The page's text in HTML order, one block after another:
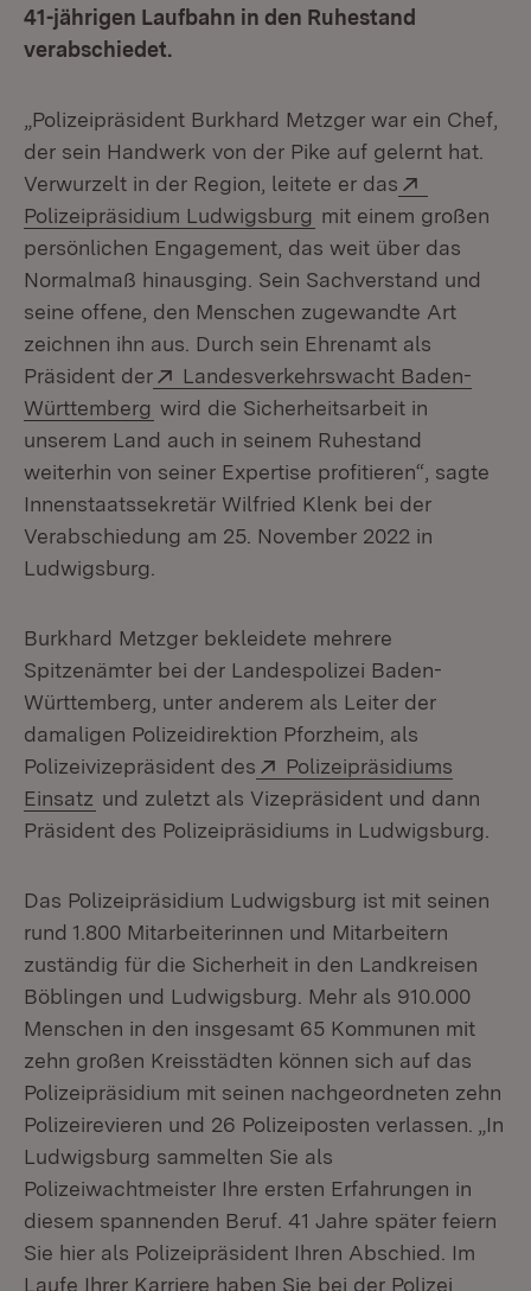
41-jährigen Laufbahn in den Ruhestand
verabschiedet.
„Polizeipräsident Burkhard Metzger war ein Chef,
der sein Handwerk von der Pike auf gelernt hat.
Verwurzelt in der Region, leitete er das
Polizeipräsidium Ludwigsburg (Öffnet in neuem
mit einem großen
persönlichen Engagement, das weit über das
Normalmaß hinausging. Sein Sachverstand und
seine offene, den Menschen zugewandte Art
zeichnen ihn aus. Durch sein Ehrenamt als
Präsident der
Extern:
Landesverkehrswacht Baden-
Württemberg (Öffnet in neuem Fenster)
wird die Sicherheitsarbeit in
unserem Land auch in seinem Ruhestand
weiterhin von seiner Expertise profitieren“, sagte
Innenstaatssekretär Wilfried Klenk bei der
Verabschiedung am 25. November 2022 in
Ludwigsburg.
Burkhard Metzger bekleidete mehrere
Spitzenämter bei der Landespolizei Baden-
Württemberg, unter anderem als Leiter der
damaligen Polizeidirektion Pforzheim, als
Polizeivizepräsident des
Extern:
Polizeipräsidiums
Einsatz (Öffnet in neuem Fenster)
und zuletzt als Vizepräsident und dann
Präsident des Polizeipräsidiums in Ludwigsburg.
Das Polizeipräsidium Ludwigsburg ist mit seinen
rund 1.800 Mitarbeiterinnen und Mitarbeitern
zuständig für die Sicherheit in den Landkreisen
Böblingen und Ludwigsburg. Mehr als 910.000
Menschen in den insgesamt 65 Kommunen mit
zehn großen Kreisstädten können sich auf das
Polizeipräsidium mit seinen nachgeordneten zehn
Polizeirevieren und 26 Polizeiposten verlassen. „In
Ludwigsburg sammelten Sie als
Polizeiwachtmeister Ihre ersten Erfahrungen in
diesem spannenden Beruf. 41 Jahre später feiern
Sie hier als Polizeipräsident Ihren Abschied. Im
Laufe Ihrer Karriere haben Sie bei der Polizei